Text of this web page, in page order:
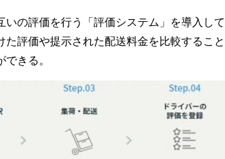
の評価を行う「評価システム」を導入し
た評価や提示された配送料金を比較するこ
きる。